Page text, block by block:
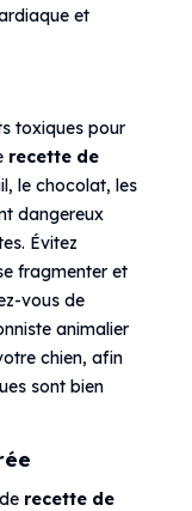
et
toxiques pour
recette de
le chocolat, les
dangereux
Évitez
fragmenter et
vous de
animalier
chien, afin
sont bien
recette de